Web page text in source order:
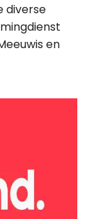
diverse
en